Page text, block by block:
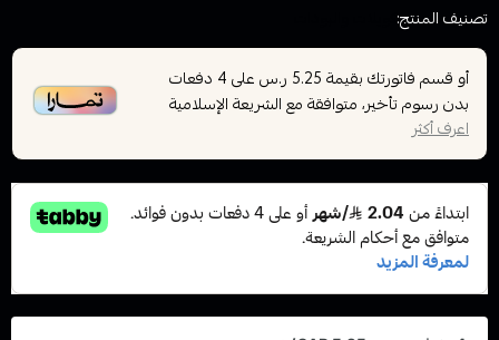
تصنيف المنتج:
أو قسم فاتورتك بقيمة 5.25 ر.س على4 دفعات
بدون رسوم تأخير، متوافقة مع الشريعة الإسلامية
اعرف أكثر